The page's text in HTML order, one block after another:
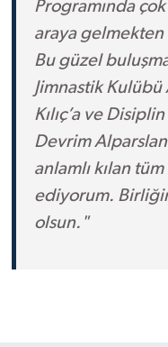
Programında
araya
Bu güzel
Jimnastik Kulübü
Kılıç’a ve
Devrim
anlamlı kılan
ediyorum.
olsun."